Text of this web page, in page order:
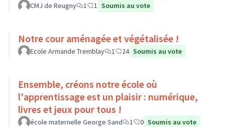
CMJ de Reugny 1 1 Soumis au vote
Notre cour aménagée et végétalisée !
Ecole Armande Tremblay 1 24 Soumis au vote
Ensemble, créons notre école où
l'apprentissage est un plaisir : numérique,
livres et jeux pour tous !
école maternelle George Sand 1 0 Soumis au vote